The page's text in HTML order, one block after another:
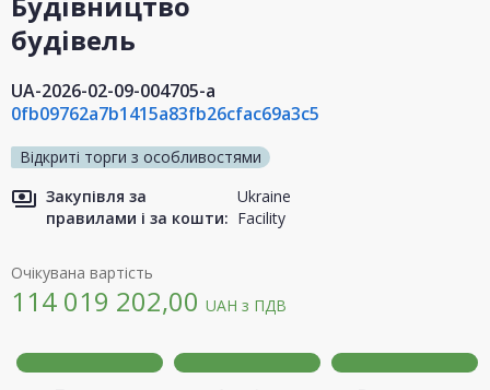
будівель
UA-2026-02-09-004705-a
0fb09762a7b1415a83fb26cfac69a3c5
Відкриті торги з особливостями
Закупівля за
правилами і за кошти:
Ukraine
Facility
Очікувана вартість
114 019 202,00 UAH з ПДВ